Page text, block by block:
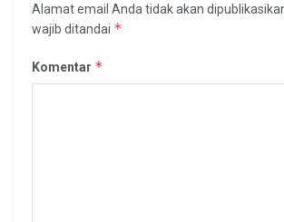
Alamat email Anda tidak akan
wajib ditandai *
Komentar *